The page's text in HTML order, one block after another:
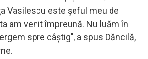
Vasilescu este şeful meu de
am venit împreună. Nu luăm în
spre câştig", a spus Dăncilă,